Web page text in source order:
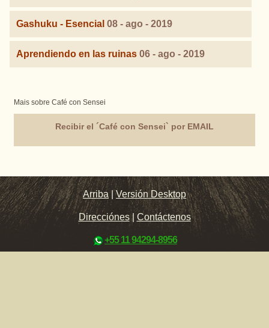
Gashuku - Esencial 08 - ago - 2019
Aprendiendo en las ruinas 06 - ago - 2019
Mais sobre Café con Sensei
Recibir el ´Café con Sensei` por EMAIL
Arriba |Versión Desktop
Direcciónes| Contáctenos
+55 11 94294-8956